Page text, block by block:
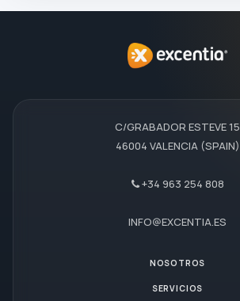
C/GRABADOR ESTEVE 15
46004 VALENCIA (SPAIN)
+34 963 254 808
INFO@EXCENTIA.ES
NOSOTROS
SERVICIOS